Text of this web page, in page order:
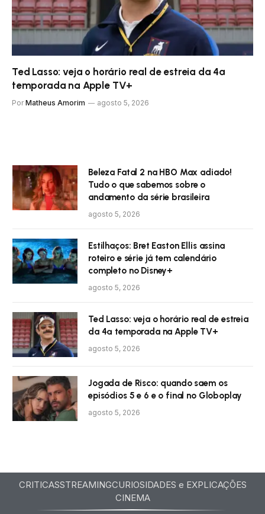
Ted Lasso: veja o horário real de estreia da 4ª
temporada na Apple TV+
Por Matheus Amorim agosto 5, 2026
Beleza Fatal 2 na HBO Max adiado!
Tudo o que sabemos sobre o
andamento da série brasileira
agosto 5, 2026
Estilhaços: Bret Easton Ellis assina
roteiro e série já tem calendário
completo no Disney+
agosto 5, 2026
Ted Lasso: veja o horário real de estreia
da 4ª temporada na Apple TV+
agosto 5, 2026
Jogada de Risco: quando saem os
episódios 5 e 6 e o final no Globoplay
agosto 5, 2026
CRITICASSTREAMINGCURIOSIDADES e EXPLICAÇÕES
CINEMA